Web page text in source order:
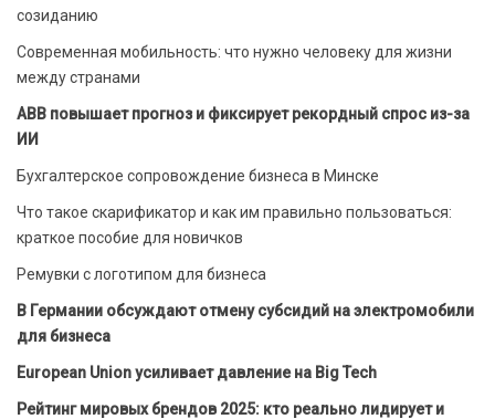
созиданию
Современная мобильность: что нужно человеку для жизни
между странами
ABB повышает прогноз и фиксирует рекордный спрос из-за
ИИ
Бухгалтерское сопровождение бизнеса в Минске
Что такое скарификатор и как им правильно пользоваться:
краткое пособие для новичков
Ремувки с логотипом для бизнеса
В Германии обсуждают отмену субсидий на электромобили
для бизнеса
European Union усиливает давление на Big Tech
Рейтинг мировых брендов 2025: кто реально лидирует и